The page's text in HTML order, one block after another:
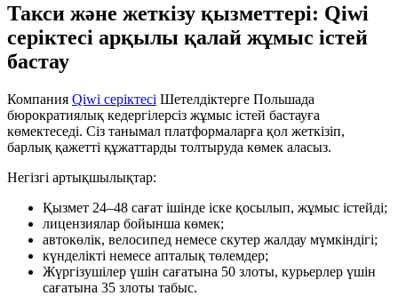
Такси және жеткізу қызметтері: Qiwi
серіктесі арқылы қалай жұмыс істей
бастау
Компания Qiwi серіктесі Шетелдіктерге Польшада
бюрократиялық кедергілерсіз жұмыс істей бастауға
көмектеседі. Сіз танымал платформаларға қол жеткізіп,
барлық қажетті құжаттарды толтыруда көмек аласыз.
Негізгі артықшылықтар:
Қызмет 24–48 сағат ішінде іске қосылып, жұмыс істейді;
лицензиялар бойынша көмек;
автокөлік, велосипед немесе скутер жалдау мүмкіндігі;
күнделікті немесе апталық төлемдер;
Жүргізушілер үшін сағатына 50 злоты, курьерлер үшін
сағатына 35 злоты табыс.